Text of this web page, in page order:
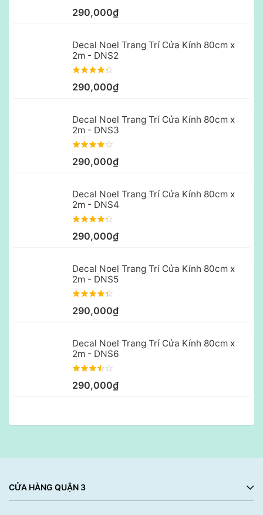
290,000₫
Decal Noel Trang Trí Cửa Kính 80cm x
2m - DNS2
290,000₫
Decal Noel Trang Trí Cửa Kính 80cm x
2m - DNS3
290,000₫
Decal Noel Trang Trí Cửa Kính 80cm x
2m - DNS4
290,000₫
Decal Noel Trang Trí Cửa Kính 80cm x
2m - DNS5
290,000₫
Decal Noel Trang Trí Cửa Kính 80cm x
2m - DNS6
290,000₫
CỬA HÀNG QUẬN 3